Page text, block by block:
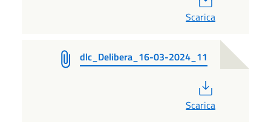
Scarica
dlc_Delibera_16-03-2024_11
Scarica